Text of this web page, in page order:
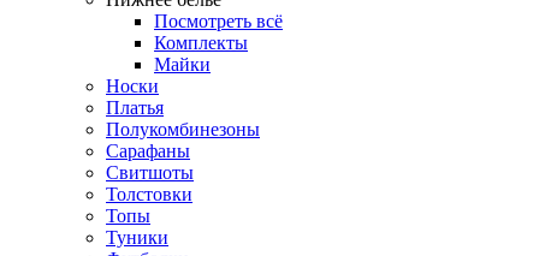
Посмотреть всё
Комплекты
Майки
Носки
Платья
Полукомбинезоны
Сарафаны
Свитшоты
Толстовки
Топы
Туники